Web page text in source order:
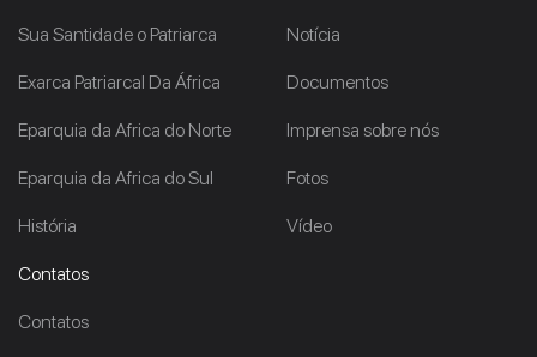
Sua Santidade o Patriarca
Exarca Patriarcal Da África
Eparquia da Africa do Norte
Eparquia da Africa do Sul
História
Notícia
Documentos
Imprensa sobre nós
Fotos
Vídeo
Contatos
Contatos